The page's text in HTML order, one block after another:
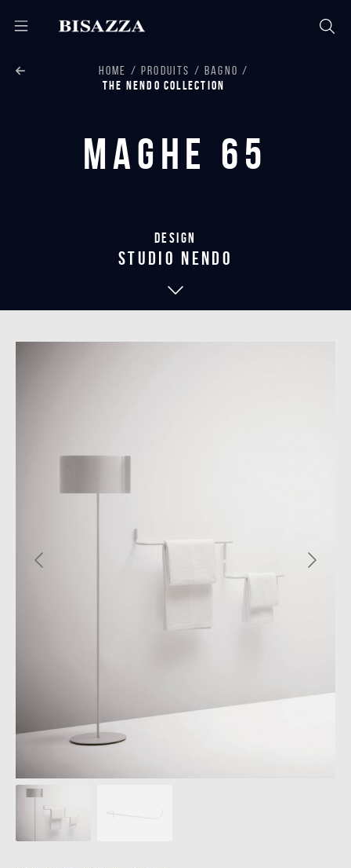
HOME PRODUITS
BAGNO
THE NENDO COLLECTION
Maghe 65
Design
studio nendo